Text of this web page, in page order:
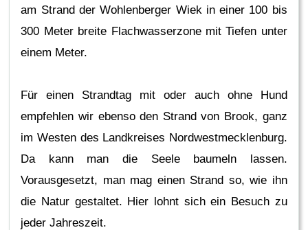
am Strand der Wohlenberger Wiek in einer 100 bis
300 Meter breite Flachwasserzone mit Tiefen unter
einem Meter.
Für einen Strandtag mit oder auch ohne Hund
empfehlen wir ebenso den Strand von Brook, ganz
im Westen des Landkreises Nordwestmecklenburg.
Da kann man die Seele baumeln lassen.
Vorausgesetzt, man mag einen Strand so, wie ihn
die Natur gestaltet. Hier lohnt sich ein Besuch zu
jeder Jahreszeit.